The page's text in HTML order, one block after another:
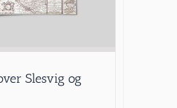
Slesvig og